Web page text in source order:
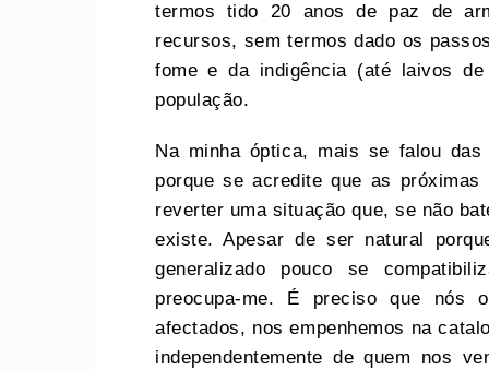
termos tido 20 anos de paz de
recursos, sem termos dado os
fome e da indigência (até laivos
população.
Na minha óptica, mais se falou das
porque se acredite que as
reverter uma situação que, se não
existe. Apesar de ser natural
generalizado pouco se
preocupa-me. É preciso que nós
afectados, nos empenhemos na
independentemente de quem nos